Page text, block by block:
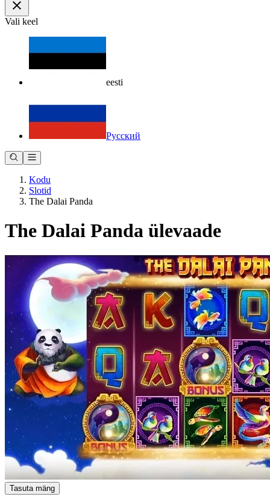
Vali keel
eesti
Русский
Kodu
Slotid
The Dalai Panda
The Dalai Panda ülevaade
Tasuta mäng